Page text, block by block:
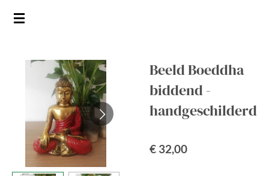
Ga
hoofdinhoud
Beeld Boeddha
biddend -
handgeschilderd
€ 32,00